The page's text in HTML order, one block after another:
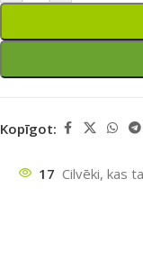
Kopīgot:
17 Cilvēki, kas